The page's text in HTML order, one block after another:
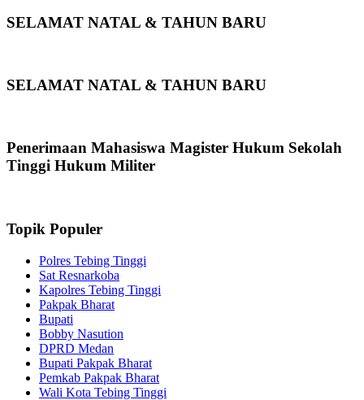
SELAMAT NATAL & TAHUN BARU
SELAMAT NATAL & TAHUN BARU
Penerimaan Mahasiswa Magister Hukum Sekolah
Tinggi Hukum Militer
Topik Populer
Polres Tebing Tinggi
Sat Resnarkoba
Kapolres Tebing Tinggi
Pakpak Bharat
Bupati
Bobby Nasution
DPRD Medan
Bupati Pakpak Bharat
Pemkab Pakpak Bharat
Wali Kota Tebing Tinggi